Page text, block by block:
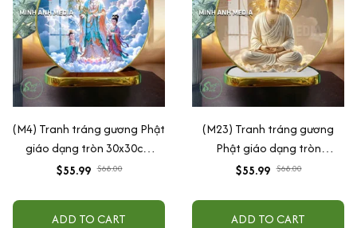
(M4) Tranh tráng gương Phật
giáo dạng tròn 30x30cm
(Tặng đế để bàn)
$55.99 $68.00
ADD TO CART
(M23) Tranh tráng gương
Phật giáo dạng tròn
30x30cm (Tặng đế để bàn)
$55.99 $68.00
ADD TO CART